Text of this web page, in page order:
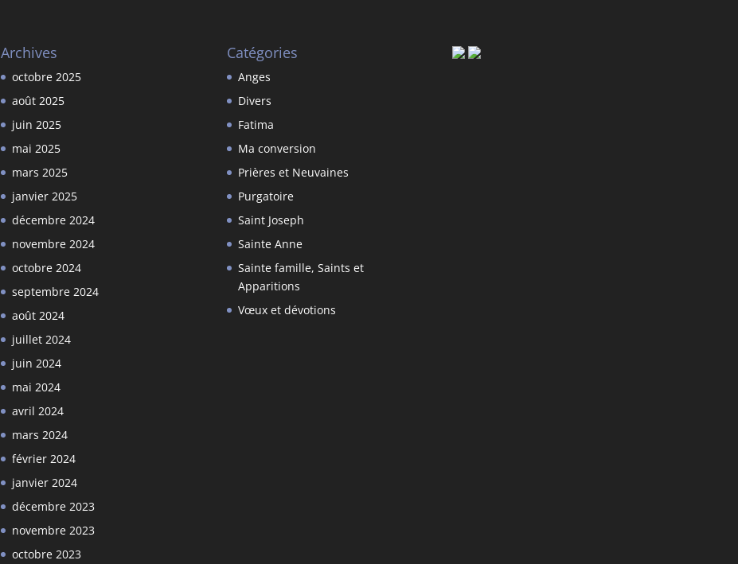
Archives
octobre 2025
août 2025
juin 2025
mai 2025
mars 2025
janvier 2025
décembre 2024
novembre 2024
octobre 2024
septembre 2024
août 2024
juillet 2024
juin 2024
mai 2024
avril 2024
mars 2024
février 2024
janvier 2024
décembre 2023
novembre 2023
octobre 2023
Catégories
Anges
Divers
Fatima
Ma conversion
Prières et Neuvaines
Purgatoire
Saint Joseph
Sainte Anne
Sainte famille, Saints et
Apparitions
Vœux et dévotions